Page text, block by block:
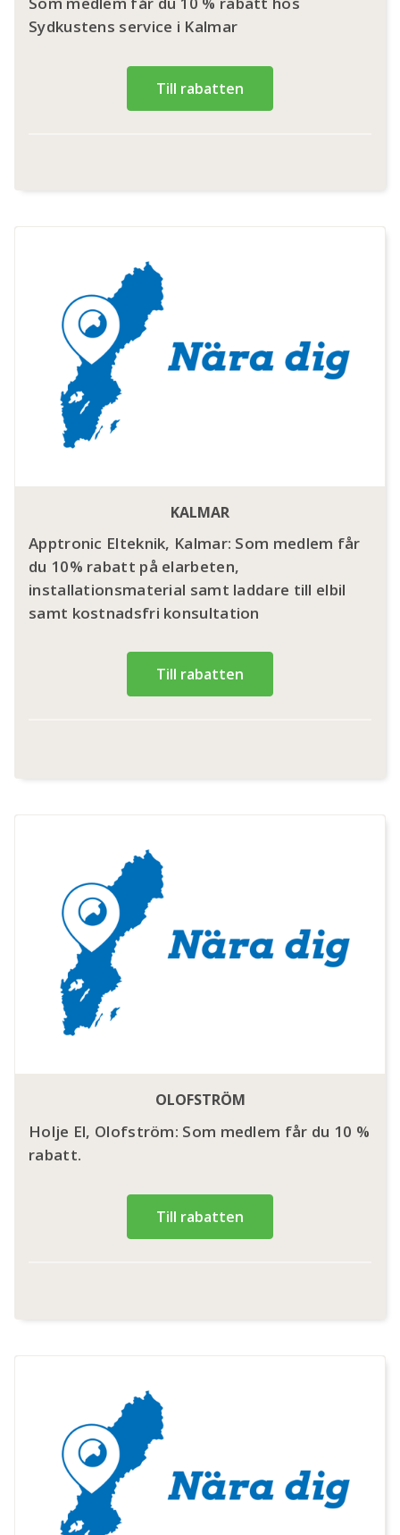
Sydkustens service i Kalmar
Till rabatten
KALMAR
Apptronic Elteknik, Kalmar: Som medlem får
du 10% rabatt på elarbeten,
installationsmaterial samt laddare till elbil
samt kostnadsfri konsultation
Till rabatten
OLOFSTRÖM
Holje El, Olofström: Som medlem får du 10 %
rabatt.
Till rabatten